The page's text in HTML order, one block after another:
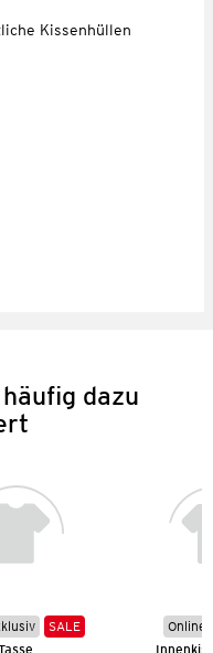
Kissenhüllen
dazu
SALE
Online